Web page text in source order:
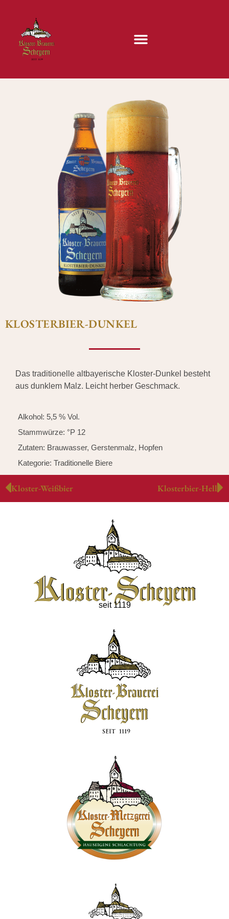
KLOSTERBIER-DUNKEL
Das traditionelle altbayerische Kloster-Dunkel besteht
aus dunklem Malz. Leicht herber Geschmack.
Alkohol: 5,5 % Vol.
Stammwürze: °P 12
Zutaten: Brauwasser, Gerstenmalz, Hopfen
Kategorie: Traditionelle Biere
Kloster-Weißbier Klosterbier-Hell
seit 1119